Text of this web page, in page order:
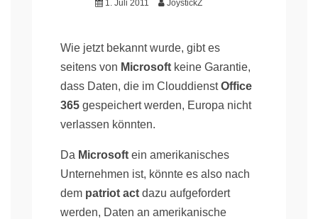
1. Juli 2011 JoystickZ
Wie jetzt bekannt wurde, gibt es
seitens von Microsoft keine Garantie,
dass Daten, die im ClouddienstOffice
365 gespeichert werden, Europa nicht
verlassen könnten.
Da Microsoft ein amerikanisches
Unternehmen ist, könnte es also nach
dem patriot act dazu aufgefordert
werden, Daten an amerikanische